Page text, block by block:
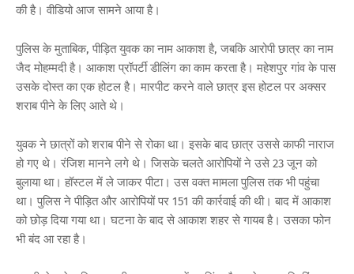
की है। वीडियो आज सामने आया है।
पुलिस के मुताबिक, पीड़ित युवक का नाम आकाश है, जबकि आरोपी छात्र का नाम
जैद मोहम्मदी है। आकाश प्रॉपर्टी डीलिंग का काम करता है। महेशपुर गांव के पास
उसके दोस्त का एक होटल है। मारपीट करने वाले छात्र इस होटल पर अक्सर
शराब पीने के लिए आते थे।
युवक ने छात्रों को शराब पीने से रोका था। इसके बाद छात्र उससे काफी नाराज
हो गए थे। रंजिश मानने लगे थे। जिसके चलते आरोपियों ने उसे 23 जून को
बुलाया था। हॉस्टल में ले जाकर पीटा। उस वक्त मामला पुलिस तक भी पहुंचा
था। पुलिस ने पीड़ित और आरोपियों पर 151 की कार्रवाई की थी। बाद में आकाश
को छोड़ दिया गया था। घटना के बाद से आकाश शहर से गायब है। उसका फोन
भी बंद आ रहा है।